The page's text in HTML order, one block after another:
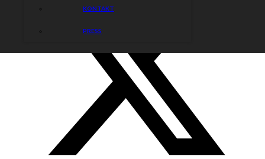
KONTAKT
PRESS